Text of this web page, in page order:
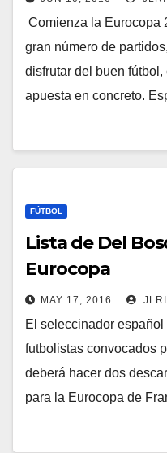
Comienza la Eurocopa
gran número de
disfrutar del buen
apuesta en concreto.
FÚTBOL
Lista de Del
Eurocopa
MAY 17, 2016
El seleccinador
futbolistas convocados
deberá hacer dos
para la Eurocopa de